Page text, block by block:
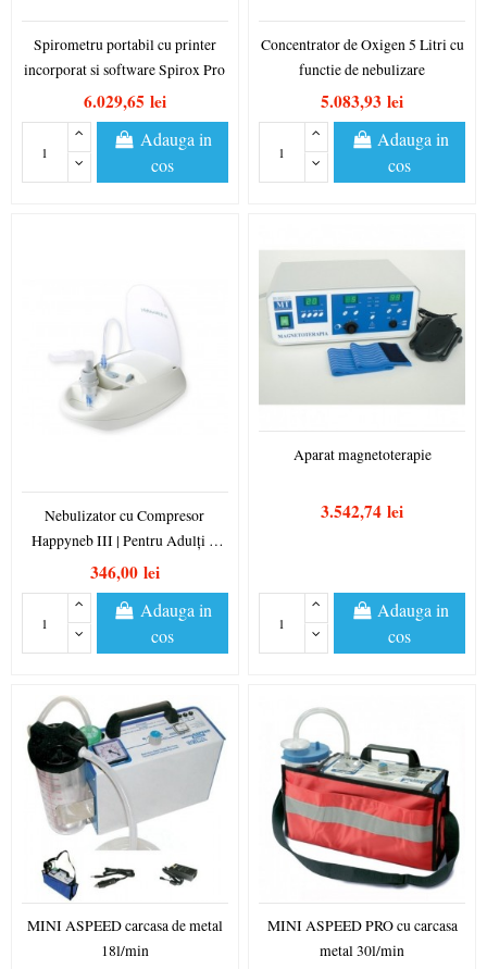
Spirometru portabil cu printer
incorporat si software Spirox Pro
6.029,65 lei
Adauga in
cos
Concentrator de Oxigen 5 Litri cu
functie de nebulizare
5.083,93 lei
Adauga in
cos
Nebulizator cu Compresor
Happyneb III | Pentru Adulți și
Copii | Certificat CE |...
346,00 lei
Adauga in
cos
Aparat magnetoterapie
3.542,74 lei
Adauga in
cos
MINI ASPEED carcasa de metal
18l/min
MINI ASPEED PRO cu carcasa
metal 30l/min